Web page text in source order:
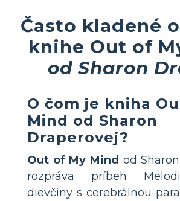
Často kladené
knihe Out of
od Sharon
O čom je kniha
Mind od Sharon
Draperovej?
Out of My Mind od
rozpráva príbeh
dievčiny s cerebrálnou